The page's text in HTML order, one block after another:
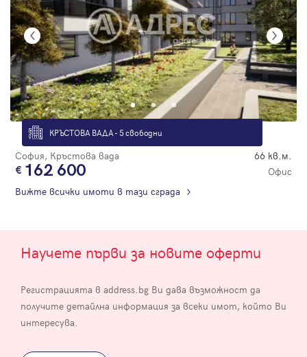
КРЪСТОВА ВАДА - 5 свободни
София, Кръстова вада 66 кв.м.
162 600
Офис
Вижте всички имоти в тази сграда
Научете първи за новите оферти
Регистрацията в address.bg Ви дава възможност да
получите детайлна информация за всеки имот, който Ви
интересува.